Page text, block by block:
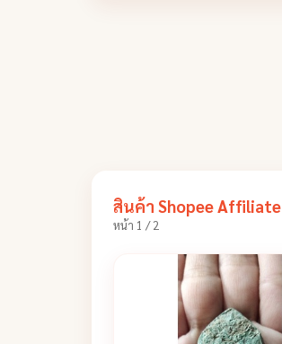
สินค้า Shopee Affiliate
หน้า 1 / 2